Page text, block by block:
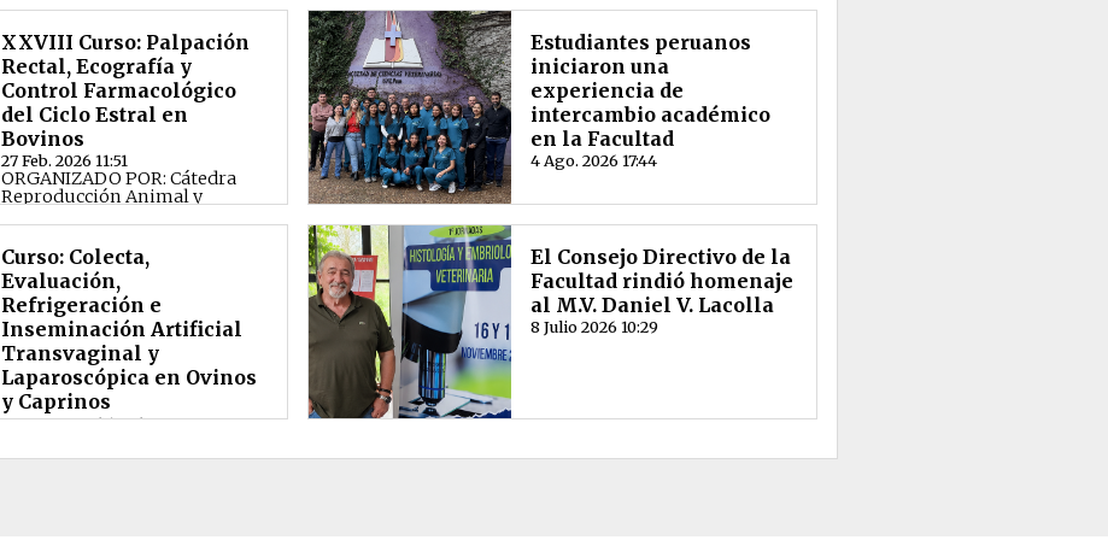
XXVIII Curso: Palpación
Rectal, Ecografía y
Control​ Farmacológico
del Ciclo Estral en
Bovinos
27 Feb. 2026 11:51
ORGANIZADO POR: Cátedra
Reproducción Animal y
Facultad de Ciencias Vete...
Estudiantes peruanos
iniciaron una
experiencia de
intercambio académico
en la Facultad
4 Ago. 2026 17:44
Curso: Colecta,
Evaluación,
Refrigeración e
Inseminación Artificial
Transvaginal y
Laparoscópica en Ovinos
y Caprinos
9 Marzo 2026 19:46
Producción de Rumiantes
El Consejo Directivo de la
Facultad rindió homenaje
al M.V. Daniel V. Lacolla
8 Julio 2026 10:29